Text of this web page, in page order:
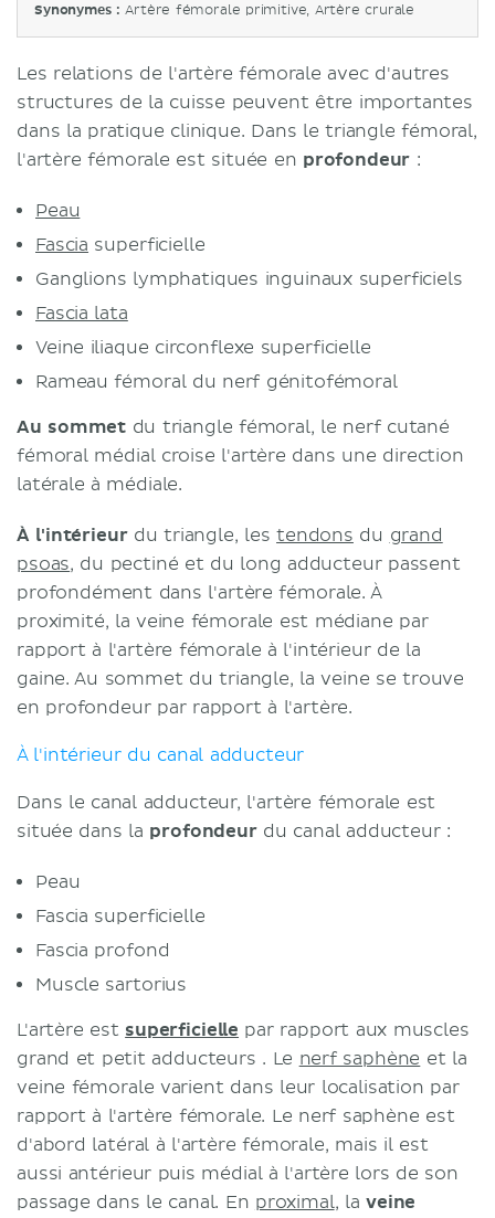
Synonymes :Artère fémorale primitive, Artère crurale
Les relations de l'artère fémorale avec d'autres
structures de la cuisse peuvent être importantes
dans la pratique clinique. Dans le triangle fémoral,
l'artère fémorale est située en profondeur :
Peau
Fascia superficielle
Ganglions lymphatiques inguinaux superficiels
Fascia lata
Veine iliaque circonflexe superficielle
Rameau fémoral du nerf génitofémoral
Au sommet du triangle fémoral, le nerf cutané
fémoral médial croise l'artère dans une direction
latérale à médiale.
À l'intérieurdu triangle, lestendons du grand
psoas, du pectiné et du long adducteur passent
profondément dans l'artère fémorale. À
proximité, la veine fémorale est médiane par
rapport à l'artère fémorale à l'intérieur de la
gaine. Au sommet du triangle, la veine se trouve
en profondeur par rapport à l'artère.
À l'intérieur du canal adducteur
Dans le canal adducteur, l'artère fémorale est
située dans la profondeurdu canal adducteur :
Peau
Fascia superficielle
Fascia profond
Muscle sartorius
L'artère est superficielle par rapport aux muscles
grand et petit adducteurs . Le nerf saphène et la
veine fémorale varient dans leur localisation par
rapport à l'artère fémorale. Le nerf saphène est
d'abord latéral à l'artère fémorale, mais il est
aussi antérieur puis médial à l'artère lors de son
passage dans le canal. En proximal, la veine